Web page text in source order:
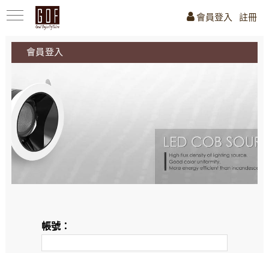
會員登入 註冊
會員登入
帳號：